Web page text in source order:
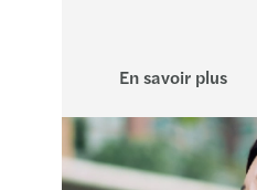
En savoir plus